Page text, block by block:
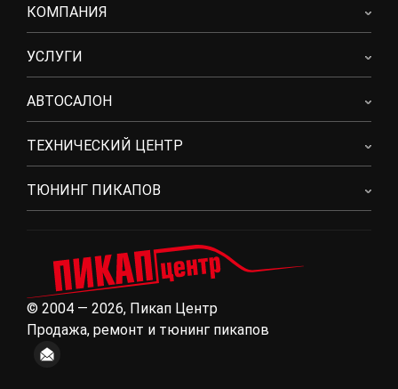
КОМПАНИЯ
УСЛУГИ
АВТОСАЛОН
ТЕХНИЧЕСКИЙ ЦЕНТР
ТЮНИНГ ПИКАПОВ
© 2004 — 2026, Пикап Центр
Продажа, ремонт и тюнинг пикапов